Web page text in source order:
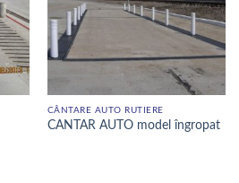
CÂNTARE AUTO RUTIERE
CANTAR AUTO model îngropat